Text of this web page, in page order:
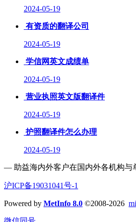
2024-05-19
有资质的翻译公司
2024-05-19
学信网英文成绩单
2024-05-19
营业执照英文版翻译件
2024-05-19
护照翻译件怎么办理
2024-05-19
— 助益海内外客户在国内外各机构
沪ICP备19031041号-1
Powered by MetInfo 8.0 ©2008-2026